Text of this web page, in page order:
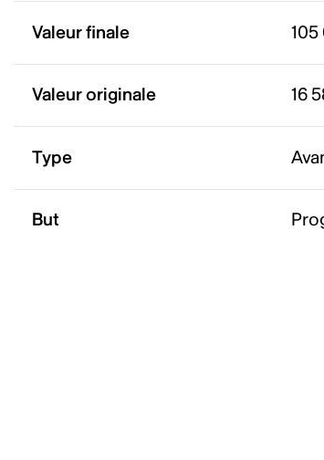
Valeur finale
Valeur originale 16
Type
But